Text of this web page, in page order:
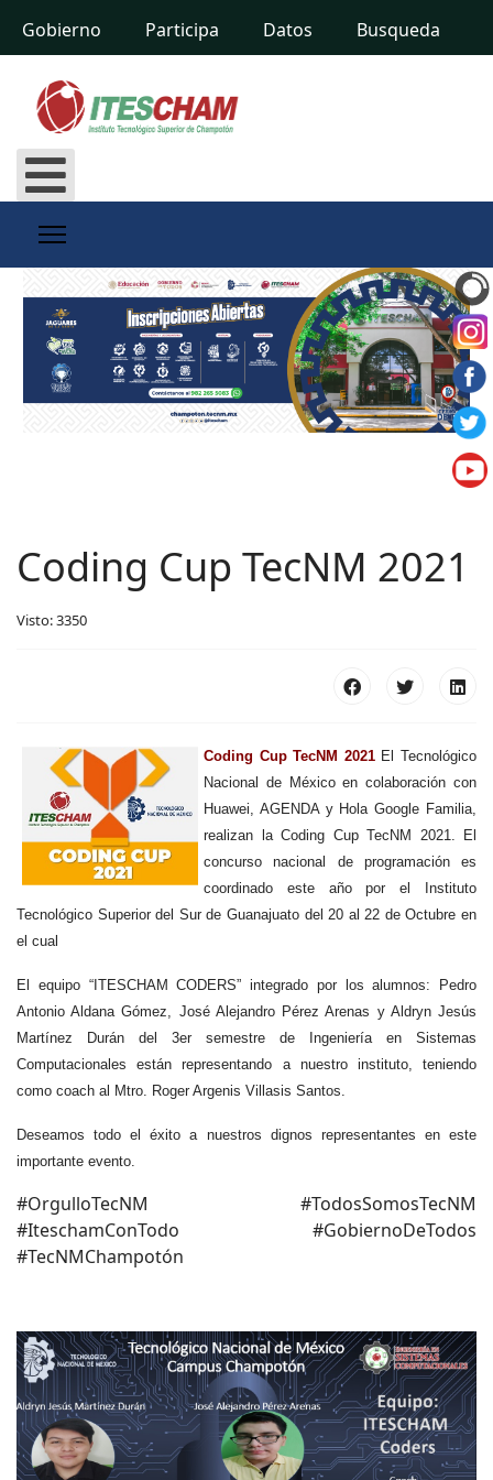
Gobierno Participa Datos Busqueda
Coding Cup TecNM 2021
Visto: 3350
Coding Cup TecNM 2021 El Tecnológico
Nacional de México en colaboración con
Huawei, AGENDA y Hola Google Familia,
realizan la Coding Cup TecNM 2021. El
concurso nacional de programación es
coordinado este año por el Instituto
Tecnológico Superior del Sur de Guanajuato del 20 al 22 de Octubre en
el cual
El equipo “ITESCHAM CODERS” integrado por los alumnos: Pedro
Antonio Aldana Gómez, José Alejandro Pérez Arenas y Aldryn Jesús
Martínez Durán del 3er semestre de Ingeniería en Sistemas
Computacionales están representando a nuestro instituto, teniendo
como coach al Mtro. Roger Argenis Villasis Santos.
Deseamos todo el éxito a nuestros dignos representantes en este
importante evento.
#OrgulloTecNM #TodosSomosTecNM
#IteschamConTodo #GobiernoDeTodos
#TecNMChampotón